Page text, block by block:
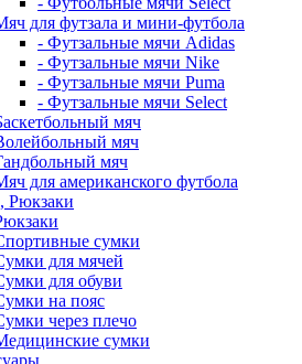
для футзала и мини-футбола
- Футзальные мячи Adidas
- Футзальные мячи Nike
- Футзальные мячи Puma
- Футзальные мячи Select
мяч
мяч
мяч
для американского футбола
Рюкзаки
сумки
для мячей
для обуви
на пояс
через плечо
сумки